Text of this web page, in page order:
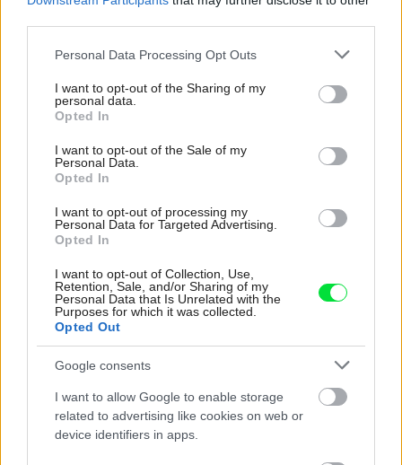
Please note that this website/app uses one or more Google
not limited to your visit or usage behaviour. You may click to
grant or deny consent to Google and its third-party tags to
use your data for below specified purposes in below Google
consent section.
Personal Data Processing Opt Outs
I want to opt-out of the Sharing of my
personal data.
Opted In
I want to opt-out of the Sale of my
Personal Data.
Opted In
I want to opt-out of processing my
Personal Data for Targeted Advertising.
Opted In
I want to opt-out of Collection, Use,
Retention, Sale, and/or Sharing of my
Personal Data that Is Unrelated with the
Purposes for which it was collected.
Opted Out
Google consents
I want to allow Google to enable storage
related to advertising like cookies on web or
device identifiers in apps.
Pridajte túto surovinu do prania, obliečky
budú hladšie a pevnejšie. Starý trik z
hotelov poznali už naše babičky